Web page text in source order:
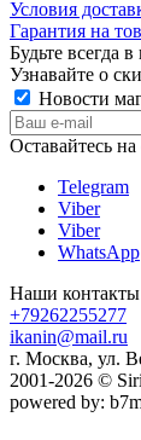
Условия
Гарантия на
Будьте всегда в
Узнавайте о
Новости
Оставайтесь на
Telegram
Viber
Viber
WhatsApp
Наши контакты
+79262255277
ikanin@mail.ru
г. Москва, ул.
2001-2026 ©
powered by: